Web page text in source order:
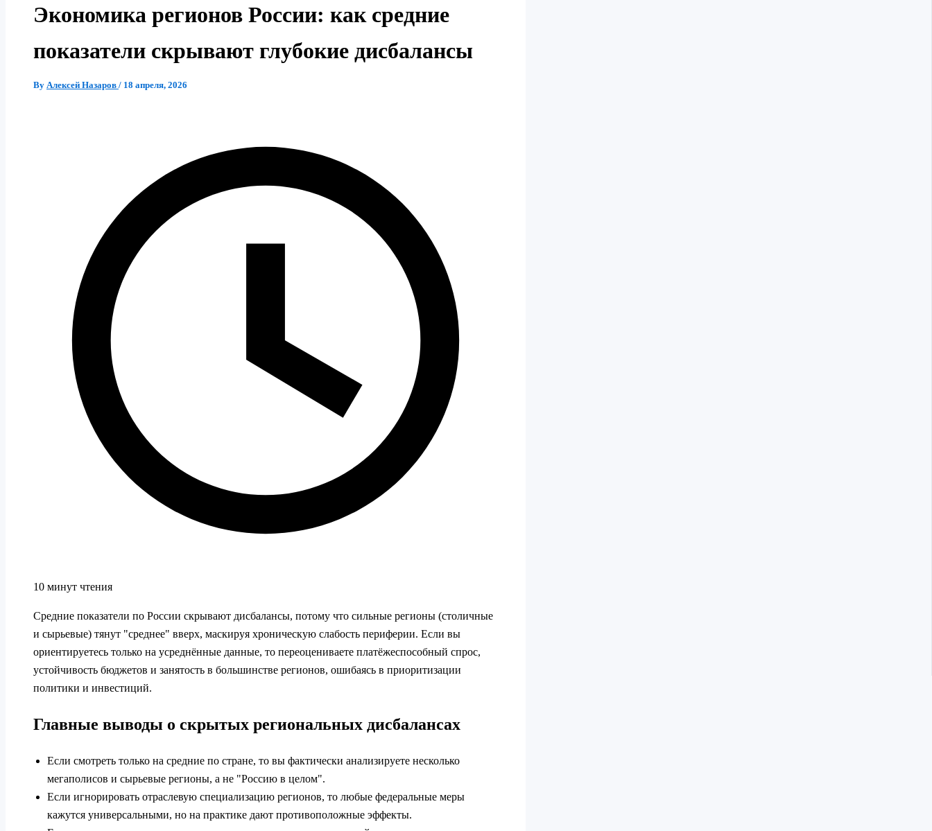
Экономика регионов России: как средние
показатели скрывают глубокие дисбалансы
By Алексей Назаров / 18 апреля, 2026
10 минут чтения
Средние показатели по России скрывают дисбалансы, потому что сильные регионы (столичные
и сырьевые) тянут "среднее" вверх, маскируя хроническую слабость периферии. Если вы
ориентируетесь только на усреднённые данные, то переоцениваете платёжеспособный спрос,
устойчивость бюджетов и занятость в большинстве регионов, ошибаясь в приоритизации
политики и инвестиций.
Главные выводы о скрытых региональных дисбалансах
Если смотреть только на средние по стране, то вы фактически анализируете несколько
мегаполисов и сырьевые регионы, а не "Россию в целом".
Если игнорировать отраслевую специализацию регионов, то любые федеральные меры
кажутся универсальными, но на практике дают противоположные эффекты.